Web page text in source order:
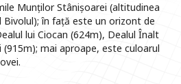
Munților Stânișoarei (altitudinea
în față este un orizont de
lui Ciocan (624m), Dealul Înalt
(915m); mai aproape, este culoarul